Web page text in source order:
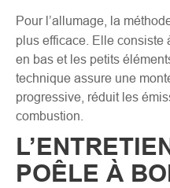
Pour l’allumage, la
plus efficace. Elle consiste
en bas et les petits
technique assure une
progressive, réduit les
combustion.
POÊLE À